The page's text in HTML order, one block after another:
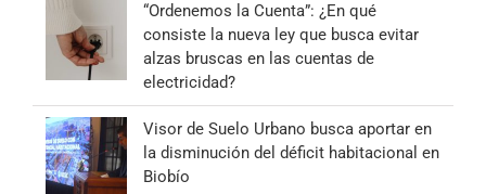
“Ordenemos la Cuenta”: ¿En qué
consiste la nueva ley que busca evitar
alzas bruscas en las cuentas de
electricidad?
Visor de Suelo Urbano busca aportar en
la disminución del déficit habitacional en
Biobío